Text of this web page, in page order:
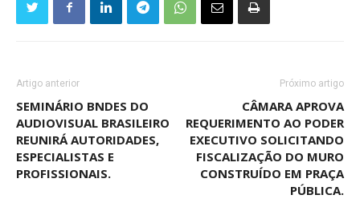
Artigo anterior
SEMINÁRIO BNDES DO
AUDIOVISUAL BRASILEIRO
REUNIRÁ AUTORIDADES,
ESPECIALISTAS E
PROFISSIONAIS.
Próximo artigo
CÂMARA APROVA
REQUERIMENTO AO PODER
EXECUTIVO SOLICITANDO
FISCALIZAÇÃO DO MURO
CONSTRUÍDO EM PRAÇA
PÚBLICA.